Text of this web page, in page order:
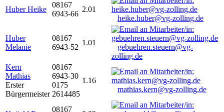
Huber Heike
08167
6943-66
2.01
heike.huber@vg-zolling.de
Huber
Melanie
08167
6943-52
1.01
gebuehren.steuern@vg-
zolling.de
Kern
Mathias
Erster
Bürgermeister
08167
6943-30
0175
2614485
1.16
mathias.kern@vg-zolling.de
08167